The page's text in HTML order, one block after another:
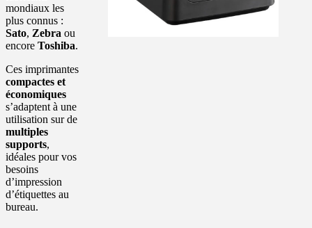
mondiaux les
plus connus :
Sato, Zebra ou
encore Toshiba.
Ces imprimantes
compactes et
économiques
s’adaptent à une
utilisation sur de
multiples
supports,
idéales pour vos
besoins
d’impression
d’étiquettes au
bureau.